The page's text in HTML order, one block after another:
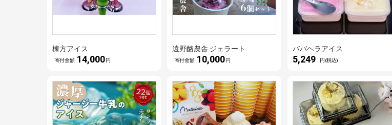
棟方アイス
寄付金額 14,000円
遠野酪農舎 ジェラート
寄付金額 10,000円
ババヘラアイス
5,249 円(税込)